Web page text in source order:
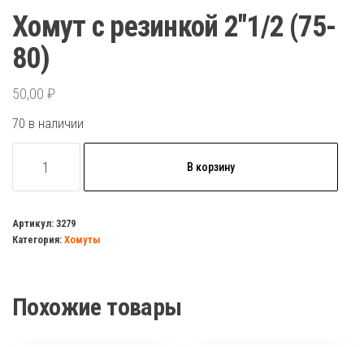
Хомут с резинкой 2″1/2 (75-
80)
50,00 ₽
70 в наличии
товара
с
резинкой
80)
В корзину
Артикул: 3279
Категория: Хомуты
Похожие товары